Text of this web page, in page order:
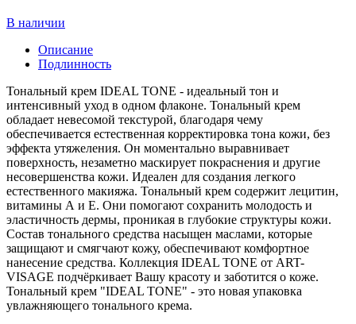
В наличии
Описание
Подлинность
Тональный крем IDEAL TONE - идеальный тон и
интенсивный уход в одном флаконе. Тональный крем
обладает невесомой текстурой, благодаря чему
обеспечивается естественная корректировка тона кожи, без
эффекта утяжеления. Он моментально выравнивает
поверхность, незаметно маскирует покраснения и другие
несовершенства кожи. Идеален для создания легкого
естественного макияжа. Тональный крем содержит лецитин,
витамины А и Е. Они помогают сохранить молодость и
эластичность дермы, проникая в глубокие структуры кожи.
Состав тонального средства насыщен маслами, которые
защищают и смягчают кожу, обеспечивают комфортное
нанесение средства. Коллекция IDEAL TONE от ART-
VISAGE подчёркивает Вашу красоту и заботится о коже.
Тональный крем "IDEAL TONE" - это новая упаковка
увлажняющего тонального крема.